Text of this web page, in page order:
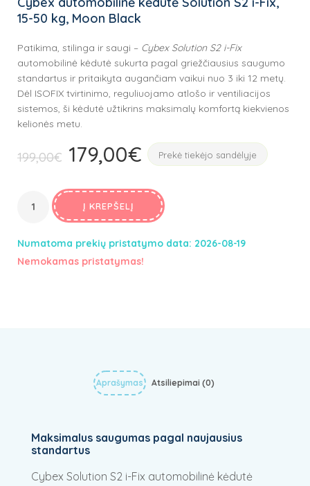
15-50 kg, Moon Black
Patikima, stilinga ir saugi – Cybex Solution S2 i-Fix
automobilinė kėdutė sukurta pagal griežčiausius saugumo
standartus ir pritaikyta augančiam vaikui nuo 3 iki 12 metų.
Dėl ISOFIX tvirtinimo, reguliuojamo atlošo ir ventiliacijos
sistemos, ši kėdutė užtikrins maksimalų komfortą kiekvienos
kelionės metu.
199,00€ Original
was:
199,00€.
179,00€ Current
is:
179,00€.
Prekė tiekėjo sandėlyje
Į KREPŠELĮ
Numatoma prekių pristatymo data: 2026-08-19
Nemokamas pristatymas!
Aprašymas Atsiliepimai (0)
Maksimalus saugumas pagal naujausius
standartus
Cybex Solution S2 i-Fix automobilinė kėdutė